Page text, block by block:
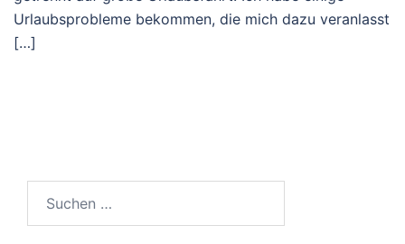
Urlaubsprobleme bekommen, die mich dazu veranlasst
[…]